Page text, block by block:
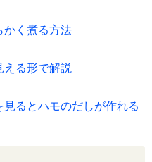
かく煮る方法
る形で解説
るとハモのだしが作れる